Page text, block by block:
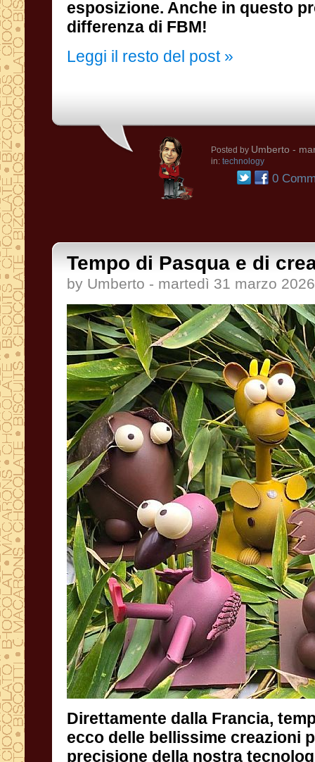
differenza di FBM!
Leggi il resto del post »
Posted by Umberto -
in: technology
0
Tempo di Pasqua e di
by Umberto - martedì 31 marzo 2026
Direttamente dalla Francia,